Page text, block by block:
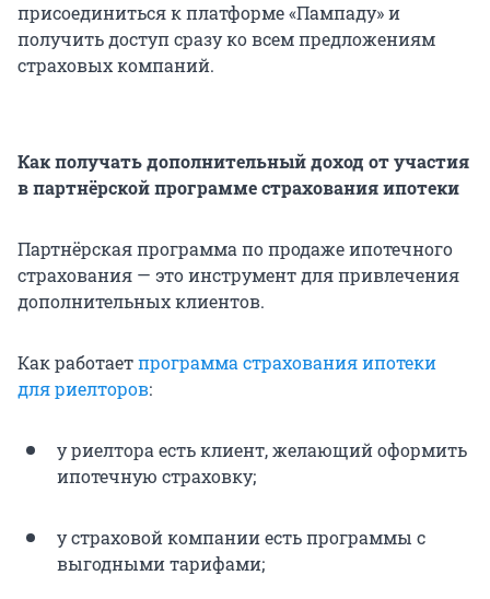
присоединиться к платформе «Пампаду» и
получить доступ сразу ко всем предложениям
страховых компаний.
Как получать дополнительный доход от участия
в партнёрской программе страхования ипотеки
Партнёрская программа по продаже ипотечного
страхования — это инструмент для привлечения
дополнительных клиентов.
Как работаетпрограмма страхования ипотеки
для риелторов:
у риелтора есть клиент, желающий оформить
ипотечную страховку;
у страховой компании есть программы с
выгодными тарифами;